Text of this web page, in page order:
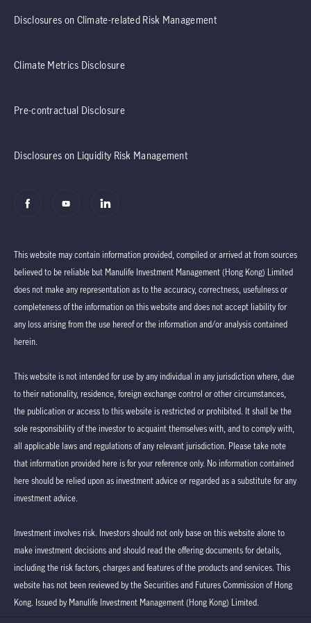
Disclosures on Climate-related Risk Management
Climate Metrics Disclosure
Pre-contractual Disclosure
Disclosures on Liquidity Risk Management
This website may contain information provided, compiled or arrived at from sources
believed to be reliable but Manulife Investment Management (Hong Kong) Limited
does not make any representation as to the accuracy, correctness, usefulness or
completeness of the information on this website and does not accept liability for
any loss arising from the use hereof or the information and/or analysis contained
herein.
This website is not intended for use by any individual in any jurisdiction where, due
to their nationality, residence, foreign exchange control or other circumstances,
the publication or access to this website is restricted or prohibited. It shall be the
sole responsibility of the investor to acquaint themselves with, and to comply with,
all applicable laws and regulations of any relevant jurisdiction. Please take note
that information provided here is for your reference only. No information contained
here should be relied upon as investment advice or regarded as a substitute for any
investment advice.
Investment involves risk. Investors should not only base on this website alone to
make investment decisions and should read the offering documents for details,
including the risk factors, charges and features of the products and services. This
website has not been reviewed by the Securities and Futures Commission of Hong
Kong. Issued by Manulife Investment Management (Hong Kong) Limited.